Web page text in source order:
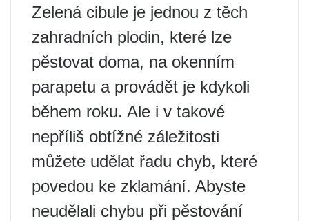
Zelená cibule je jednou z těch
zahradních plodin, které lze
pěstovat doma, na okenním
parapetu a provádět je kdykoli
během roku. Ale i v takové
nepříliš obtížné záležitosti
můžete udělat řadu chyb, které
povedou ke zklamání. Abyste
neudělali chybu při pěstování